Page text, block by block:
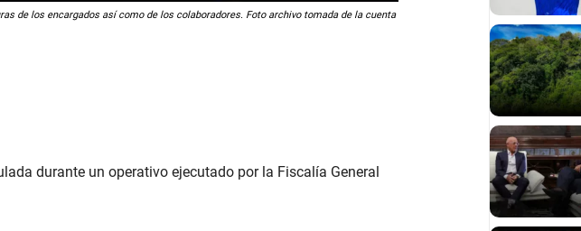
de los encargados así como de los colaboradores. Foto archivo tomada de la cuenta
durante un operativo ejecutado por la Fiscalía General